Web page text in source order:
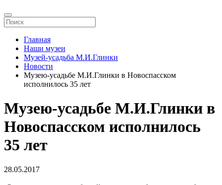
Главная
Наши музеи
Музей-усадьба М.И.Глинки
Новости
Музею-усадьбе М.И.Глинки в Новоспасском
исполнилось 35 лет
Музею-усадьбе М.И.Глинки в
Новоспасском исполнилось
35 лет
28.05.2017